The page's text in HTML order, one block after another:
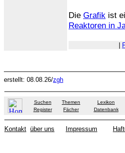
Die Grafik ist
Reaktoren in
erstellt: 08.08.26/zgh
Suchen Themen
Lexikon
Register
Fächer Datenbank
Kontakt über uns Impressum